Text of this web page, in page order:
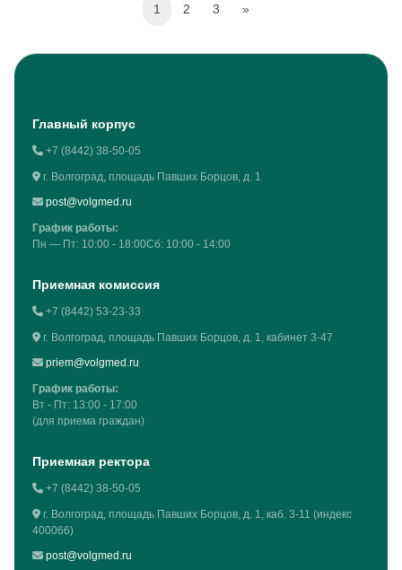
1(current)
2 3 »
Следующая страница
Блоки
Главный корпус
+7 (8442) 38-50-05
г. Волгоград, площадь Павших Борцов, д. 1
post@volgmed.ru
График работы:
Пн — Пт: 10:00 - 18:00Сб: 10:00 - 14:00
Приемная комиссия
+7 (8442) 53-23-33
г. Волгоград, площадь Павших Борцов, д. 1, кабинет 3-47
priem@volgmed.ru
График работы:
Вт - Пт: 13:00 - 17:00
(для приема граждан)
Приемная ректора
+7 (8442) 38-50-05
г. Волгоград, площадь Павших Борцов, д. 1, каб. 3-11 (индекс
400066)
post@volgmed.ru